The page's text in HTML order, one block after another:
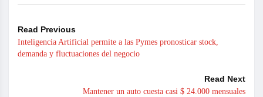
Read Previous
Inteligencia Artificial permite a las Pymes pronosticar stock,
demanda y fluctuaciones del negocio
Read Next
Mantener un auto cuesta casi $ 24.000 mensuales